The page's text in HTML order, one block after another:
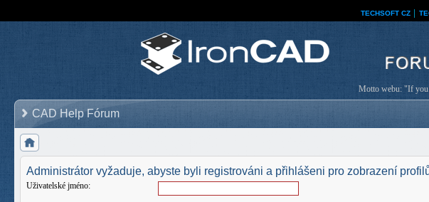
TECHSOFT CZ
Motto webu: "If you
CAD Help Fórum
Administrátor vyžaduje, abyste byli registrováni a přihlášeni pro zobrazení
Uživatelské jméno: